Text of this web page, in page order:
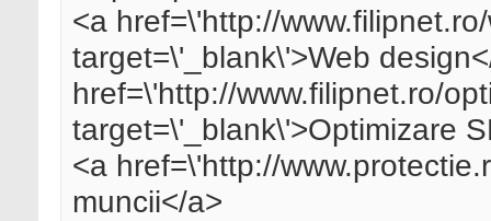
<a href=\'http://
target=\'_blank\'>Web
href=\'http://www.filipnet.ro/
target=\'_blank\'>Optimizare
<a href=\'http://
muncii</a>